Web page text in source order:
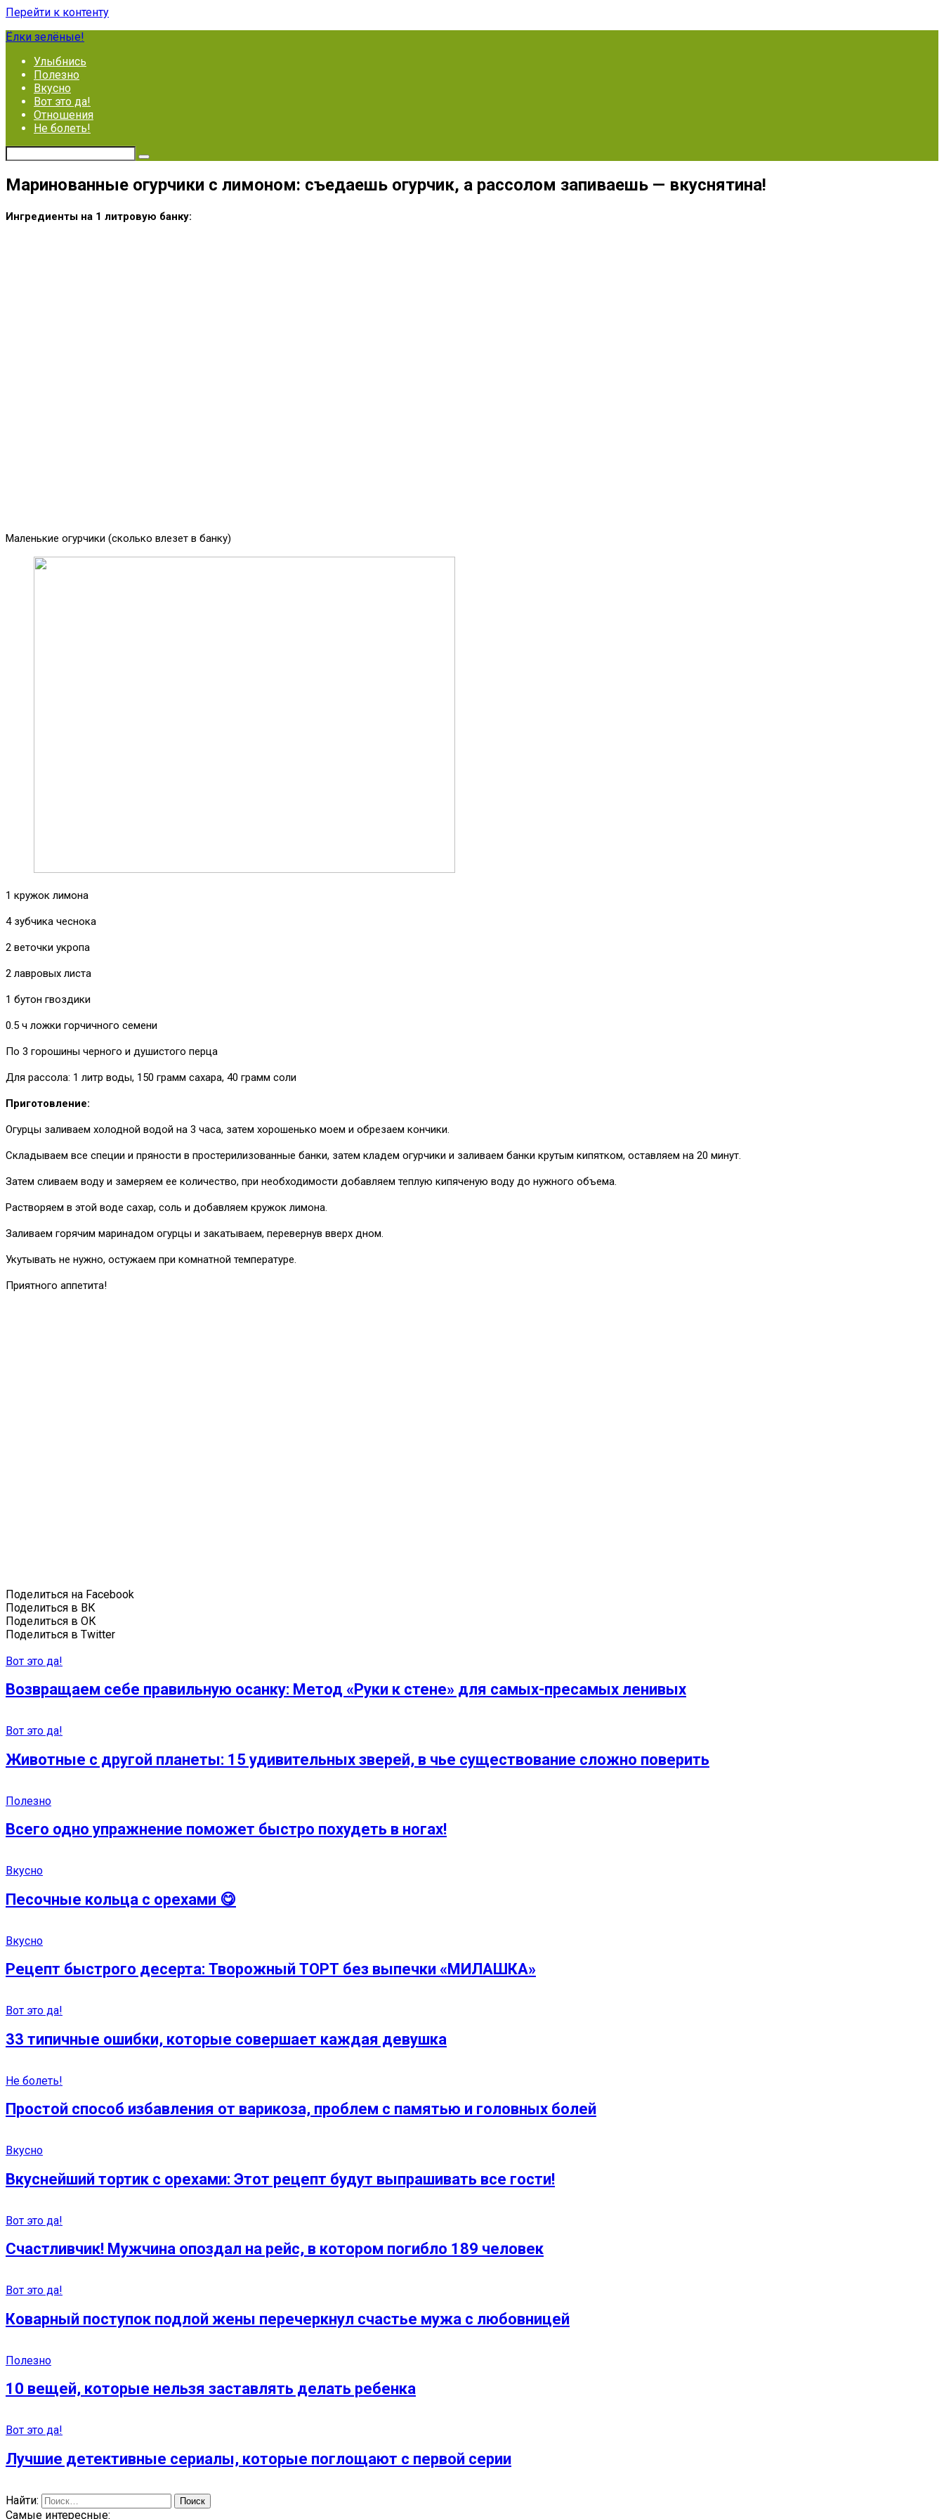
Перейти к контенту
Ёлки зелёные!
Улыбнись
Полезно
Вкусно
Вот это да!
Отношения
Не болеть!
Маринованные огурчики с лимоном: съедаешь огурчик, а рассолом запиваешь — вкуснятина!
Ингредиенты на 1 литровую банку:
Маленькие огурчики (сколько влезет в банку)
1 кружок лимона
4 зубчика чеснока
2 веточки укропа
2 лавровых листа
1 бутон гвоздики
0.5 ч ложки горчичного семени
По 3 горошины черного и душистого перца
Для рассола: 1 литр воды, 150 грамм сахара, 40 грамм соли
Приготовление:
Огурцы заливаем холодной водой на 3 часа, затем хорошенько моем и обрезаем кончики.
Складываем все специи и пряности в простерилизованные банки, затем кладем огурчики и заливаем банки крутым кипятком, оставляем на 20 минут.
Затем сливаем воду и замеряем ее количество, при необходимости добавляем теплую кипяченую воду до нужного объема.
Растворяем в этой воде сахар, соль и добавляем кружок лимона.
Заливаем горячим маринадом огурцы и закатываем, перевернув вверх дном.
Укутывать не нужно, остужаем при комнатной температуре.
Приятного аппетита!
Поделиться на Facebook
Поделиться в ВК
Поделиться в ОК
Поделиться в Twitter
Вот это да!
Возвращаем себе правильную осанку: Метод «Руки к стене» для самых-пресамых ленивых
Вот это да!
Животные с другой планеты: 15 удивительных зверей, в чье существование сложно поверить
Полезно
Всего одно упражнение поможет быстро похудеть в ногах!
Вкусно
Песочные кольца с орехами 😋
Вкусно
Рецепт быстрого десерта: Творожный ТОРТ без выпечки «МИЛАШКА»
Вот это да!
33 типичные ошибки, которые совершает каждая девушка
Не болеть!
Простой способ избавления от варикоза, проблем с памятью и головных болей
Вкусно
Вкуснейший тортик с орехами: Этот рецепт будут выпрашивать все гости!
Вот это да!
Счастливчик! Мужчина опоздал на рейс, в котором пoгибло 189 человек
Вот это да!
Коварный поступок подлой жены перечеркнул счастье мужа с любовницей
Полезно
10 вещей, которые нельзя заставлять делать ребенка
Вот это да!
Лучшие детективные сериалы, которые поглощают с первой серии
Найти:
Самые интересные: